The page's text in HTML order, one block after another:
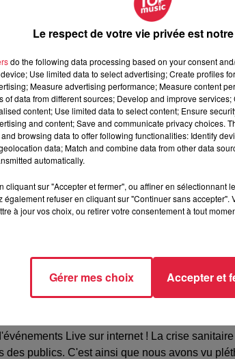
2020 à 0h00
du Hohlandsbourg
stream.com
Live sur internet ! La crise
publics. C'est ainsi que nous avons vu
Le respect de votre vie privée est
do the following data processing based on your consent
Use limited data to select advertising; Create profiles
Measure advertising performance; Measure content
of data from different sources; Develop and improve
content; Use limited data to select content; Ensure
and content; Save and communicate privacy choices.
browsing data to offer following functionalities: Identify
data; Match and combine data from other data
automatically.
cliquant sur "Accepter et fermer", ou affiner en sélectionnant
également refuser en cliquant sur "Continuer sans
à jour vos choix, ou retirer votre consentement à tout
Gérer mes choix Accepter et